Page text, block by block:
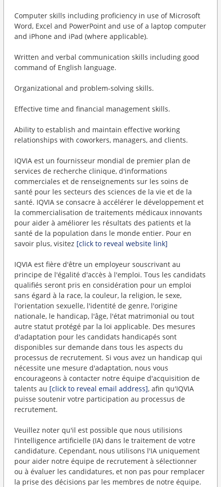
Computer skills including proficiency in use of Microsoft
Word, Excel and PowerPoint and use of a laptop computer
and iPhone and iPad (where applicable).
Written and verbal communication skills including good
command of English language.
Organizational and problem-solving skills.
Effective time and financial management skills.
Ability to establish and maintain effective working
relationships with coworkers, managers, and clients.
IQVIA est un fournisseur mondial de premier plan de
services de recherche clinique, d'informations
commerciales et de renseignements sur les soins de
santé pour les secteurs des sciences de la vie et de la
santé. IQVIA se consacre à accélérer le développement et
la commercialisation de traitements médicaux innovants
pour aider à améliorer les résultats des patients et la
santé de la population dans le monde entier. Pour en
savoir plus, visitez [click to reveal website link]
IQVIA est fière d'être un employeur souscrivant au
principe de l'égalité d'accès à l'emploi. Tous les candidats
qualifiés seront pris en considération pour un emploi
sans égard à la race, la couleur, la religion, le sexe,
l'orientation sexuelle, l'identité de genre, l'origine
nationale, le handicap, l'âge, l'état matrimonial ou tout
autre statut protégé par la loi applicable. Des mesures
d'adaptation pour les candidats handicapés sont
disponibles sur demande dans tous les aspects du
processus de recrutement. Si vous avez un handicap qui
nécessite une mesure d'adaptation, nous vous
encourageons à contacter notre équipe d'acquisition de
talents au [click to reveal email address], afin qu'IQVIA
puisse soutenir votre participation au processus de
recrutement.
Veuillez noter qu'il est possible que nous utilisions
l'intelligence artificielle (IA) dans le traitement de votre
candidature. Cependant, nous utilisons l'IA uniquement
pour aider notre équipe de recrutement à sélectionner
ou à évaluer les candidatures, et non pas pour remplacer
la prise des décisions par les membres de notre équipe.